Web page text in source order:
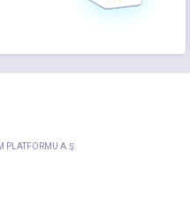
PLATFORMU A.Ş.